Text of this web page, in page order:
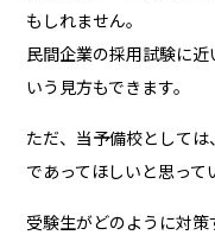
もしれません。
民間企業の採用試験に
いう見方もできます。
ただ、当予備校として
であってほしいと思って
受験生がどのように対策